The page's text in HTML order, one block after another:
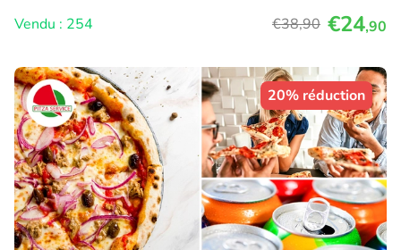
Vendu : 254
€38,90 €24,90
20% réduction